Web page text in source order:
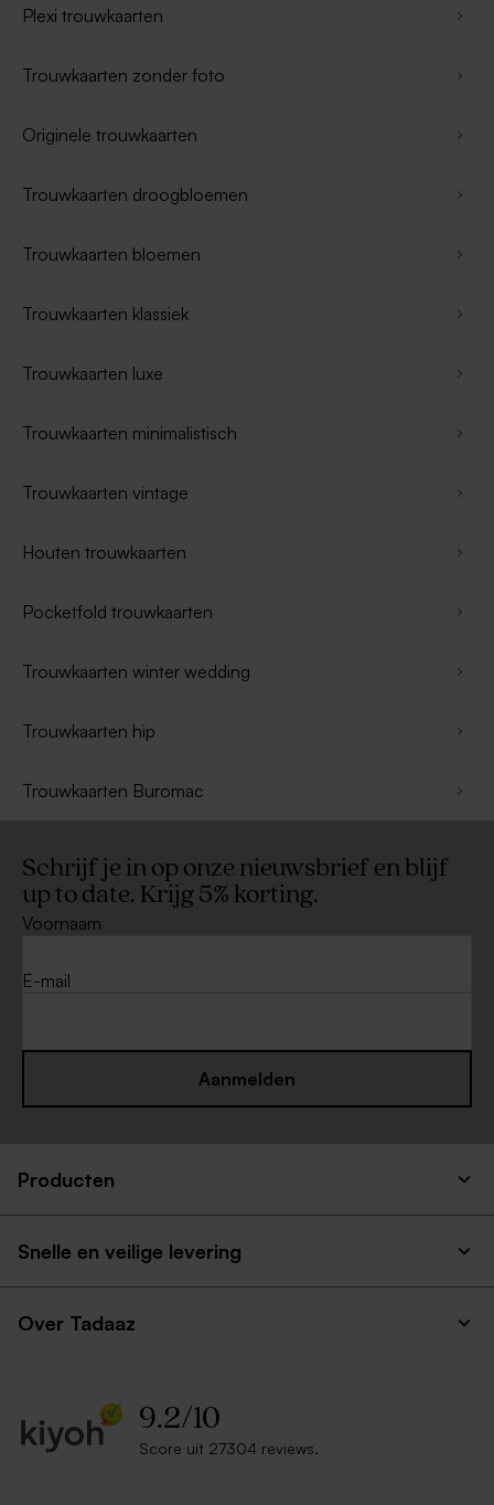
Plexi trouwkaarten
Trouwkaarten zonder foto
Originele trouwkaarten
Trouwkaarten droogbloemen
Trouwkaarten bloemen
Trouwkaarten klassiek
Trouwkaarten luxe
Trouwkaarten minimalistisch
Trouwkaarten vintage
Houten trouwkaarten
Pocketfold trouwkaarten
Trouwkaarten winter wedding
Trouwkaarten hip
Trouwkaarten Buromac
Schrijf je in op onze nieuwsbrief en blijf
up to date. Krijg 5% korting.
Voornaam
E-mail
Aanmelden
Producten
Snelle en veilige levering
Over Tadaaz
9.2/10
Score uit 27304 reviews.